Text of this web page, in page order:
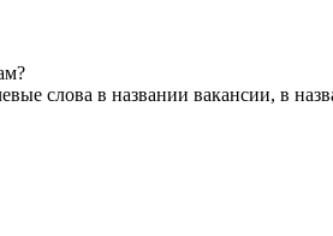
слова в названии вакансии, в